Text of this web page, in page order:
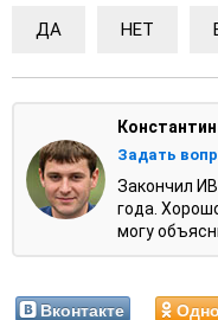
ДА НЕТ
Задать
Закончил
года.
могу
Вконтакте